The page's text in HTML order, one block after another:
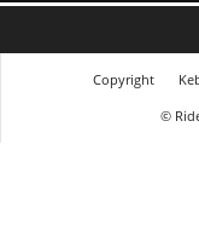
Copyright
©